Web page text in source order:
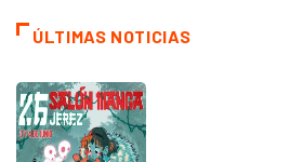
ÚLTIMAS NOTICIAS